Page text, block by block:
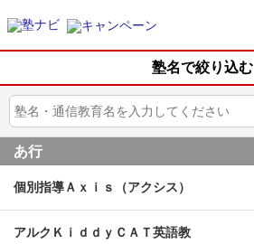
塾名で絞り込む
あ行
個別指導Ａｘｉｓ（アクシス）
アルクＫｉｄｄｙＣＡＴ英語教